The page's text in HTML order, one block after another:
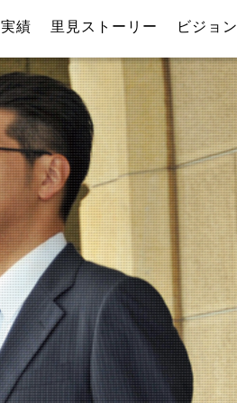
実績 里見ストーリー ビジョン